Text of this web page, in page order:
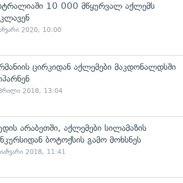
10 000 მწყურვალ აქლემს
2020, 10:00
ცირკიდან აქლემები მაკდონალდსში
2018, 13:04
არაბეთში, აქლემები სილამაზის
ბოტოქსის გამო მოხსნეს
2018, 11:41